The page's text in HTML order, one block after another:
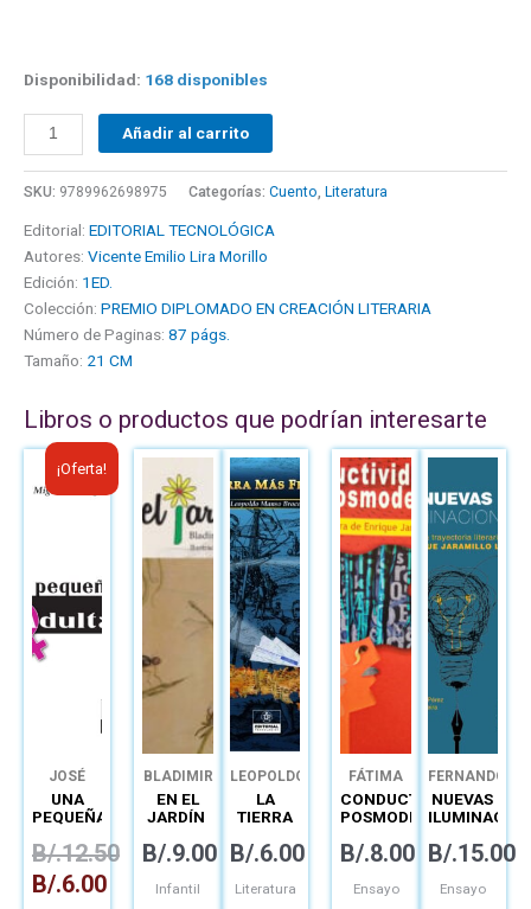
Disponibilidad: 168 disponibles
Añadir al carrito
SKU: 9789962698975 Categorías: Cuento, Literatura
Editorial: EDITORIAL TECNOLÓGICA
Autores: Vicente Emilio Lira Morillo
Edición: 1ED.
Colección: PREMIO DIPLOMADO EN CREACIÓN LITERARIA
Número de Paginas: 87 págs.
Tamaño: 21 CM
Libros o productos que podrían interesarte
¡Oferta!
JOSÉ
MIGUEL
MONTAGUE
UNA
PEQUEÑA
B/.12.50
precio
B/.12.50.
B/.6.00
El
precio
B/.6.00.
BLADIMIR
VÍQUEZ
EN EL
JARDÍN
B/.9.00
Infantil
LEOPOLDO
MANSO
BROCE
LA
TIERRA
FERMOSA
B/.6.00
Literatura
FÁTIMA
NOGUEIRA
FERNANDO
CONDUCTIVIDADES
POSMODERNAS
OBRA DE
JARAMILLO
B/.8.00
Ensayo
FERNANDO
BURGOS
FÁTIMA
NUEVAS
LARGA
DE
B/.15.00
Ensayo